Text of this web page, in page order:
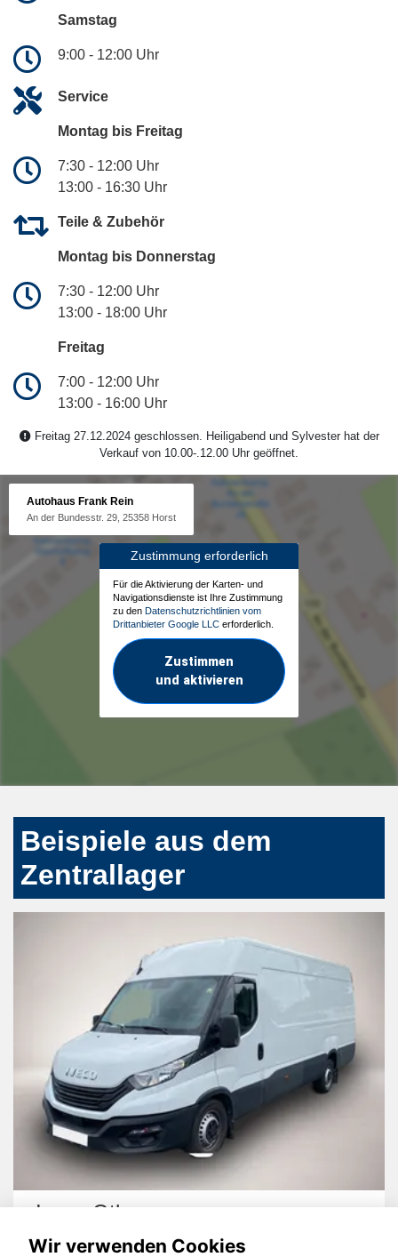
Samstag
9:00 - 12:00 Uhr
Service
Montag bis Freitag
7:30 - 12:00 Uhr
13:00 - 16:30 Uhr
Teile & Zubehör
Montag bis Donnerstag
7:30 - 12:00 Uhr
13:00 - 18:00 Uhr
Freitag
7:00 - 12:00 Uhr
13:00 - 16:00 Uhr
Freitag 27.12.2024 geschlossen. Heiligabend und Sylvester hat der
Verkauf von 10.00-.12.00 Uhr geöffnet.
Autohaus Frank Rein
An der Bundesstr. 29, 25358 Horst
Zustimmung erforderlich
Für die Aktivierung der Karten- und
Navigationsdienste ist Ihre Zustimmung
zu den Datenschutzrichtlinien vom
Drittanbieter Google LLC erforderlich.
Zustimmen
und aktivieren
Beispiele aus dem
Zentrallager
Iveco Other
Wir verwenden Cookies